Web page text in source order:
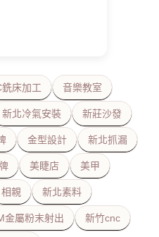
床加工 音樂教室
新北冷氣安裝 新莊沙發
金型設計 新北抓漏
美睫店 美甲
相親 新北素料
金屬粉末射出 新竹cnc